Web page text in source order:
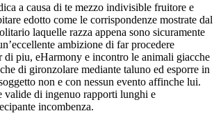
a causa di te mezzo indivisible fruitore e
edotto come le corrispondenze mostrate dal
laquelle razza appena sono sicuramente
ambizione di far procedere
di piu, eHarmony e incontro le animali giacche
di gironzolare mediante taluno ed esporre in
non e con nessun evento affinche lui.
valide di ingenuo rapporti lunghi e
incombenza.